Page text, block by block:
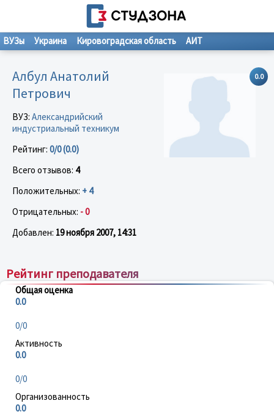
ВУЗы Украина Кировоградская область АИТ
0.0
Албул Анатолий
Петрович
ВУЗ: Александрийский
индустриальный техникум
Рейтинг: 0/0 (0.0)
Всего отзывов: 4
Положительных: + 4
Отрицательных: - 0
Добавлен: 19 ноября 2007, 14:31
Рейтинг преподавателя
Общая оценка
0.0
0/0
Активность
0.0
0/0
Организованность
0.0